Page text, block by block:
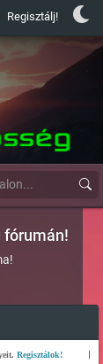
Regisztálj!
fórumán!
Regisztálok! Kész